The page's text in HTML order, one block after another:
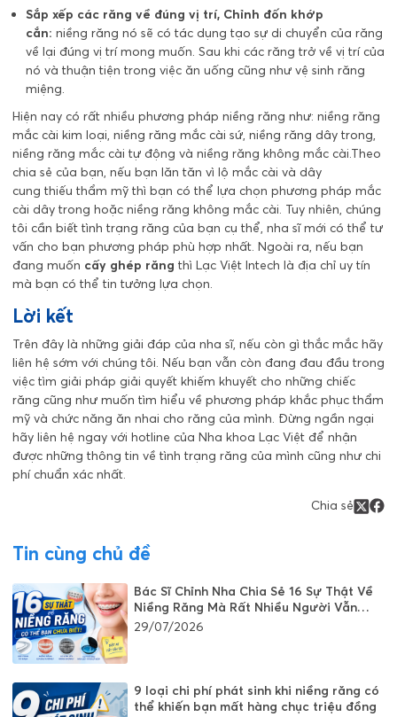
Sắp xếp các răng về đúng vị trí, Chỉnh đốn khớp
cắn: niềng răng nó sẽ có tác dụng tạo sự di chuyển của răng
về lại đúng vị trí mong muốn. Sau khi các răng trở về vị trí của
nó và thuận tiện trong việc ăn uống cũng như vệ sinh răng
miệng.
Hiện nay có rất nhiều phương pháp niềng răng như: niềng răng
mắc cài kim loại, niềng răng mắc cài sứ, niềng răng dây trong,
niềng răng mắc cài tự động và niềng răng không mắc cài.Theo
chia sẻ của bạn, nếu bạn lăn tăn vì lộ mắc cài và dây
cung thiếu thẩm mỹ thì bạn có thể lựa chọn phương pháp mắc
cài dây trong hoặc niềng răng không mắc cài. Tuy nhiên, chúng
tôi cần biết tình trạng răng của bạn cụ thể, nha sĩ mới có thể tư
vấn cho bạn phương pháp phù hợp nhất. Ngoài ra, nếu bạn
đang muốn cấy ghép răng thì Lạc Việt Intech là địa chỉ uy tín
mà bạn có thể tin tưởng lựa chọn.
Lời kết
Trên đây là những giải đáp của nha sĩ, nếu còn gì thắc mắc hãy
liên hệ sớm với chúng tôi. Nếu bạn vẫn còn đang đau đầu trong
việc tìm giải pháp giải quyết khiếm khuyết cho những chiếc
răng cũng như muốn tìm hiểu về phương pháp khắc phục thẩm
mỹ và chức năng ăn nhai cho răng của mình. Đừng ngần ngại
hãy liên hệ ngay với hotline của Nha khoa Lạc Việt để nhận
được những thông tin về tình trạng răng của mình cũng như chi
phí chuẩn xác nhất.
Chia sẻ
Tin cùng chủ đề
Bác Sĩ Chỉnh Nha Chia Sẻ 16 Sự Thật Về
Niềng Răng Mà Rất Nhiều Người Vẫn
Đang Hiểu Sai
29/07/2026
9 loại chi phí phát sinh khi niềng răng có
thể khiến bạn mất hàng chục triệu đồng